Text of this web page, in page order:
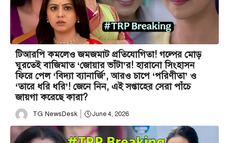
টিআরপি কমলেও জমজমাট প্রতিযোগিতা! গল্পের মোড়
ঘুরতেই বাজিমাত ‘জোয়ার ভাঁটা’র! হারানো সিংহাসন
ফিরে পেল ‘বিদ্যা ব্যানার্জি’, আরও চাপে ‘পরিণীতা’ ও
‘তারে ধরি ধরি’! জেনে নিন, এই সপ্তাহের সেরা পাঁচে
জায়গা করেছে কারা?
TG NewsDesk June 4, 2026